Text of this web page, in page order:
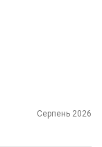
Серпень 2026